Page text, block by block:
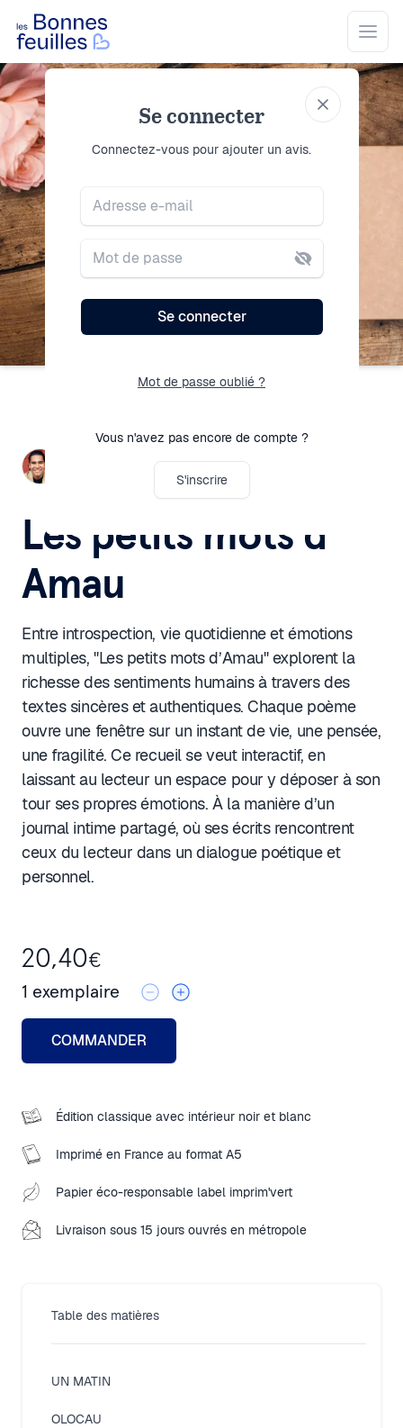
Les Bonnes Feuilles
Amaury VIVIAN
Les petits mots d'
Amau
Entre introspection, vie quotidienne et émotions
multiples, "Les petits mots d’Amau" explorent la
richesse des sentiments humains à travers des
textes sincères et authentiques. Chaque poème
ouvre une fenêtre sur un instant de vie, une pensée,
une fragilité. Ce recueil se veut interactif, en
laissant au lecteur un espace pour y déposer à son
tour ses propres émotions. À la manière d’un
journal intime partagé, où ses écrits rencontrent
ceux du lecteur dans un dialogue poétique et
personnel.
20,40€
1 exemplaire
COMMANDER
Édition classique avec intérieur noir et blanc
Imprimé en France au format A5
Papier éco-responsable label imprim'vert
Livraison sous 15 jours ouvrés en métropole
Table des matières
UN MATIN
OLOCAU
Close modal
Se connecter
Connectez-vous pour ajouter un avis.
Se connecter
Se connecter
Mot de passe oublié ?
Vous n'avez pas encore de compte ?
S'inscrire